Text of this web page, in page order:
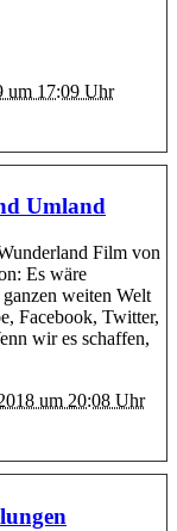
um 17:09 Uhr
Umland
Film von
Es wäre
weiten Welt
Facebook, Twitter,
wir es schaffen,
um 20:08 Uhr